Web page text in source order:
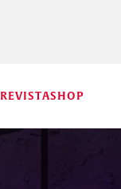
REVISTASHOP